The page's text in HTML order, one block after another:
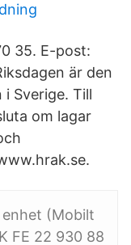
35. E-post:
är den
Sverige. Till
om lagar
enhet (Mobilt
FE 22 930 88